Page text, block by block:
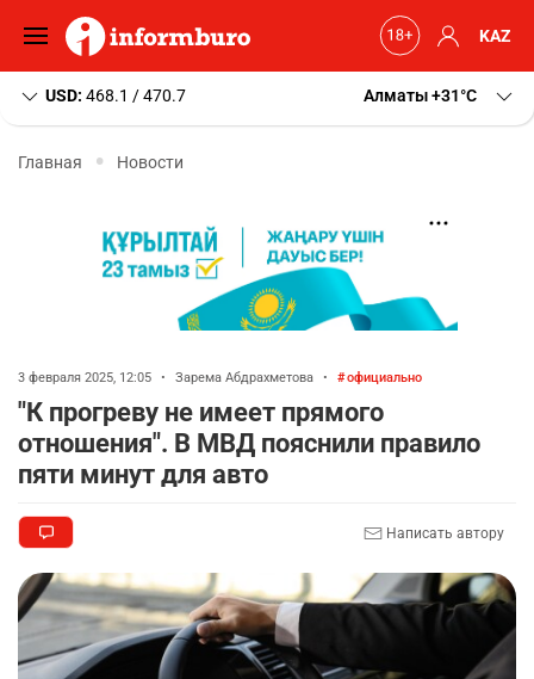
KAZ
USD: 468.1 / 470.7 Алматы+31 C
Главная Новости
3 февраля 2025, 12:05 • Зарема Абдрахметова • официально
"К прогреву не имеет прямого
отношения". В МВД пояснили правило
пяти минут для авто
Написать автору